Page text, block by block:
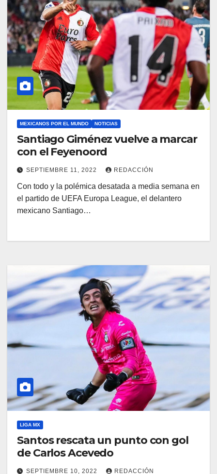
MEXICANOS POR EL MUNDO NOTICIAS
Santiago Giménez vuelve a marcar
con el Feyenoord
SEPTIEMBRE 11, 2022 REDACCIÓN
Con todo y la polémica desatada a media semana en
el partido de UEFA Europa League, el delantero
mexicano Santiago…
LIGA MX
Santos rescata un punto con gol
de Carlos Acevedo
SEPTIEMBRE 10, 2022 REDACCIÓN